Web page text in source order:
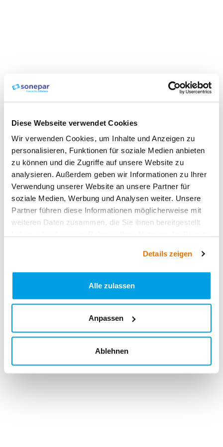
Diese Webseite verwendet Cookies
Wir verwenden Cookies, um Inhalte und Anzeigen zu
personalisieren, Funktionen für soziale Medien anbieten
zu können und die Zugriffe auf unsere Website zu
analysieren. Außerdem geben wir Informationen zu Ihrer
Verwendung unserer Website an unsere Partner für
soziale Medien, Werbung und Analysen weiter. Unsere
Partner führen diese Informationen möglicherweise mit
weiteren Daten zusammen, die Sie ihnen bereitgestellt
Details zeigen
Alle zulassen
Anpassen
Ablehnen